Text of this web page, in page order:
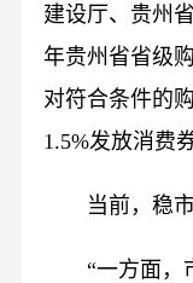
建设厅、贵州
年贵州省省级
对符合条件的
1.5%发放消费
当前，稳
“一方面，